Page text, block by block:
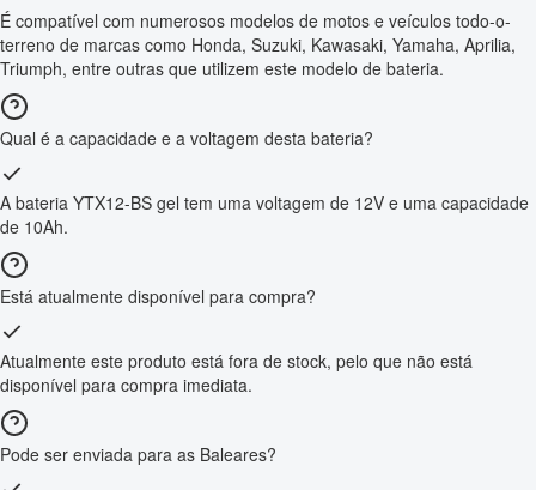
É compatível com numerosos modelos de motos e veículos todo-o-
terreno de marcas como Honda, Suzuki, Kawasaki, Yamaha, Aprilia,
Triumph, entre outras que utilizem este modelo de bateria.
Qual é a capacidade e a voltagem desta bateria?
A bateria YTX12-BS gel tem uma voltagem de 12V e uma capacidade
de 10Ah.
Está atualmente disponível para compra?
Atualmente este produto está fora de stock, pelo que não está
disponível para compra imediata.
Pode ser enviada para as Baleares?